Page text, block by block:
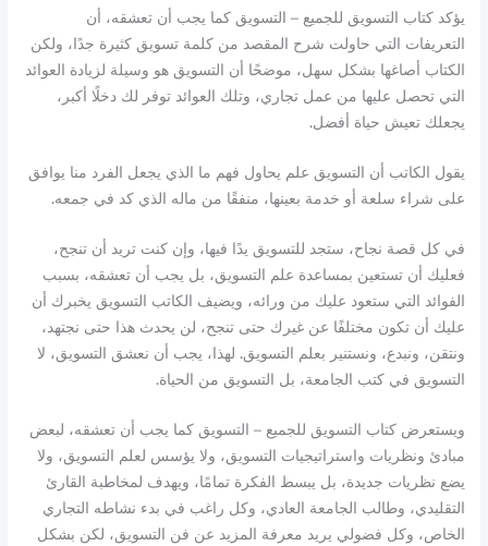
يؤكد كتاب التسويق للجميع – التسويق كما يجب أن تعشقه، أن
التعريفات التي حاولت شرح المقصد من كلمة تسويق كثيرة جدًا، ولكن
الكتاب أصاغها بشكل سهل، موضحًا أن التسويق هو وسيلة لزيادة العوائد
التي تحصل عليها من عمل تجاري، وتلك العوائد توفر لك دخلًا أكبر،
يجعلك تعيش حياة أفضل.
يقول الكاتب أن التسويق علم يحاول فهم ما الذي يجعل الفرد منا يوافق
على شراء سلعة أو خدمة بعينها، منفقًا من ماله الذي كد في جمعه.
في كل قصة نجاح، ستجد للتسويق يدًا فيها، وإن كنت تريد أن تنجح،
فعليك أن تستعين بمساعدة علم التسويق، بل يجب أن تعشقه، بسبب
الفوائد التي ستعود عليك من ورائه، ويضيف الكاتب التسويق يخبرك أن
عليك أن تكون مختلفًا عن غيرك حتى تنجح، لن يحدث هذا حتى نجتهد،
ونتقن، ونبدع، ونستنير بعلم التسويق. لهذا، يجب أن نعشق التسويق، لا
التسويق في كتب الجامعة، بل التسويق من الحياة.
ويستعرض كتاب التسويق للجميع – التسويق كما يجب أن تعشقه، لبعض
مبادئ ونظريات واستراتيجيات التسويق، ولا يؤسس لعلم التسويق، ولا
يضع نظريات جديدة، بل يبسط الفكرة تمامًا، ويهدف لمخاطبة القارئ
التقليدي، وطالب الجامعة العادي، وكل راغب في بدء نشاطه التجاري
الخاص، وكل فضولي يريد معرفة المزيد عن فن التسويق، لكن بشكل